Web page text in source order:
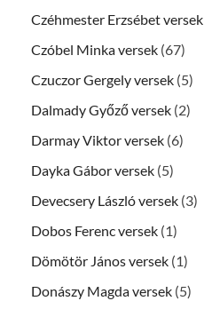
Czéhmester Erzsébet versek
Czóbel Minka versek (67)
Czuczor Gergely versek (5)
Dalmady Győző versek (2)
Darmay Viktor versek (6)
Dayka Gábor versek (5)
Devecsery László versek (3)
Dobos Ferenc versek (1)
Dömötör János versek (1)
Donászy Magda versek (5)